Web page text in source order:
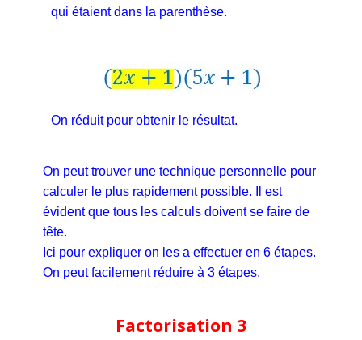
qui étaient dans la parenthèse.
On réduit pour obtenir le résultat.
On peut trouver une technique personnelle pour
calculer le plus rapidement possible. Il est
évident que tous les calculs doivent se faire de
tête.
Ici pour expliquer on les a effectuer en 6 étapes.
On peut facilement réduire à 3 étapes.
Factorisation 3